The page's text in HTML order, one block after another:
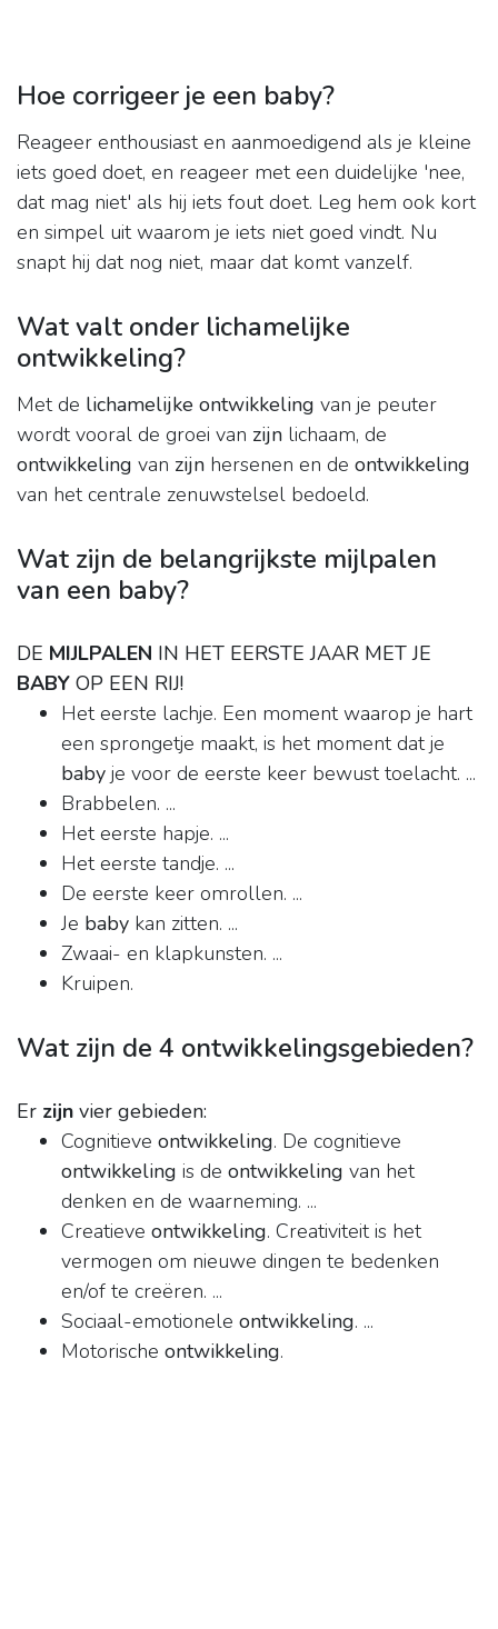
Hoe corrigeer je een baby?
Reageer enthousiast en aanmoedigend als je kleine
iets goed doet, en reageer met een duidelijke 'nee,
dat mag niet' als hij iets fout doet. Leg hem ook kort
en simpel uit waarom je iets niet goed vindt. Nu
snapt hij dat nog niet, maar dat komt vanzelf.
Wat valt onder lichamelijke
ontwikkeling?
Met de lichamelijke ontwikkeling van je peuter
wordt vooral de groei van zijn lichaam, de
ontwikkeling van zijn hersenen en de ontwikkeling
van het centrale zenuwstelsel bedoeld.
Wat zijn de belangrijkste mijlpalen
van een baby?
DE MIJLPALEN IN HET EERSTE JAAR MET JE
BABY OP EEN RIJ!
Het eerste lachje. Een moment waarop je hart
een sprongetje maakt, is het moment dat je
baby je voor de eerste keer bewust toelacht. ...
Brabbelen. ...
Het eerste hapje. ...
Het eerste tandje. ...
De eerste keer omrollen. ...
Je baby kan zitten. ...
Zwaai- en klapkunsten. ...
Kruipen.
Wat zijn de 4 ontwikkelingsgebieden?
Er zijn vier gebieden:
Cognitieve ontwikkeling. De cognitieve
ontwikkeling is de ontwikkeling van het
denken en de waarneming. ...
Creatieve ontwikkeling. Creativiteit is het
vermogen om nieuwe dingen te bedenken
en/of te creëren. ...
Sociaal-emotionele ontwikkeling. ...
Motorische ontwikkeling.